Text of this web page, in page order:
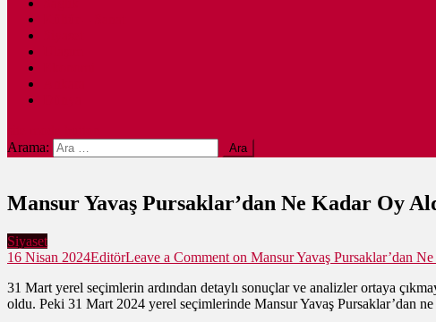
Arama:
Mansur Yavaş Pursaklar’dan Ne Kadar Oy
Siyaset
16 Nisan 2024EditörLeave a Comment on Mansur Yavaş Pursaklar’dan
31 Mart yerel seçimlerin ardından detaylı sonuçlar ve analizler ortaya
oldu. Peki 31 Mart 2024 yerel seçimlerinde Mansur Yavaş Pursaklar’dan